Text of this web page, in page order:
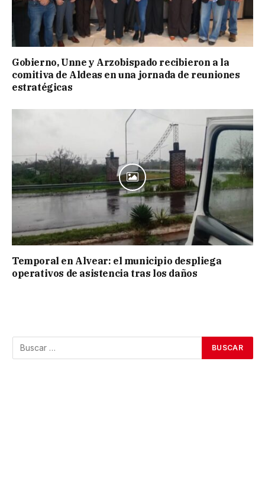
Gobierno, Unne y Arzobispado recibieron a la
comitiva de Aldeas en una jornada de reuniones
estratégicas
Temporal en Alvear: el municipio despliega
operativos de asistencia tras los daños